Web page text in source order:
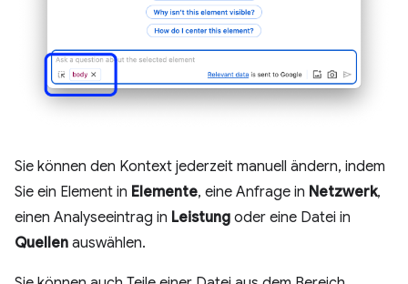
Sie können den Kontext jederzeit manuell ändern, indem
Sie ein Element in Elemente, eine Anfrage in Netzwerk,
einen Analyseeintrag in Leistung oder eine Datei in
Quellen auswählen.